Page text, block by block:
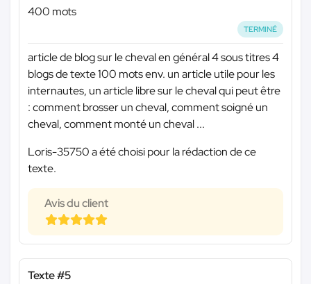
400 mots
TERMINÉ
article de blog sur le cheval en général 4 sous titres 4
blogs de texte 100 mots env. un article utile pour les
internautes, un article libre sur le cheval qui peut être
: comment brosser un cheval, comment soigné un
cheval, comment monté un cheval ...
Loris-35750 a été choisi pour la rédaction de ce
texte.
Avis du client
Texte #5